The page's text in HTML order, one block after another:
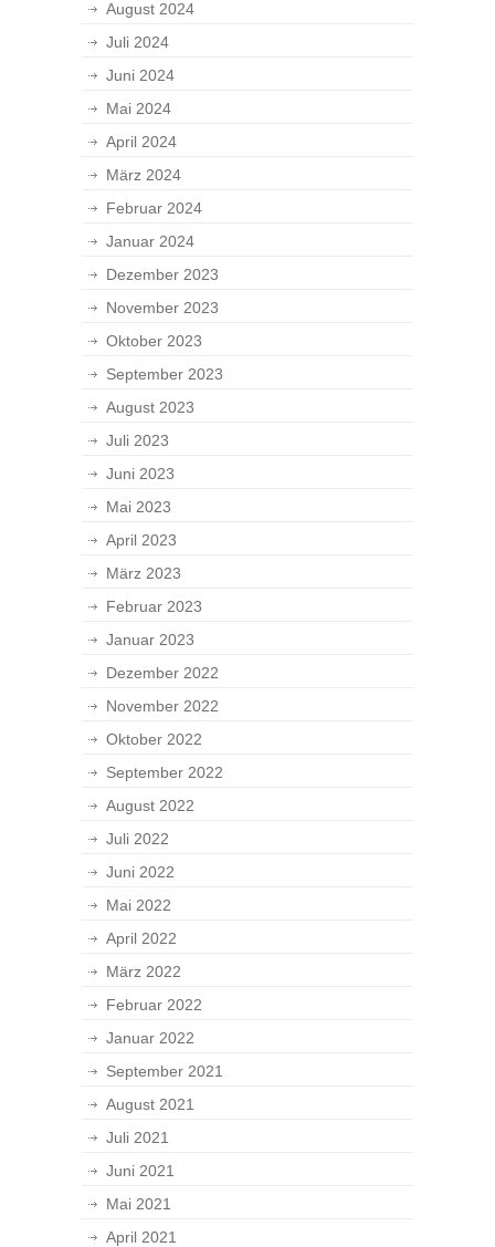
August 2024
Juli 2024
Juni 2024
Mai 2024
April 2024
März 2024
Februar 2024
Januar 2024
Dezember 2023
November 2023
Oktober 2023
September 2023
August 2023
Juli 2023
Juni 2023
Mai 2023
April 2023
März 2023
Februar 2023
Januar 2023
Dezember 2022
November 2022
Oktober 2022
September 2022
August 2022
Juli 2022
Juni 2022
Mai 2022
April 2022
März 2022
Februar 2022
Januar 2022
September 2021
August 2021
Juli 2021
Juni 2021
Mai 2021
April 2021